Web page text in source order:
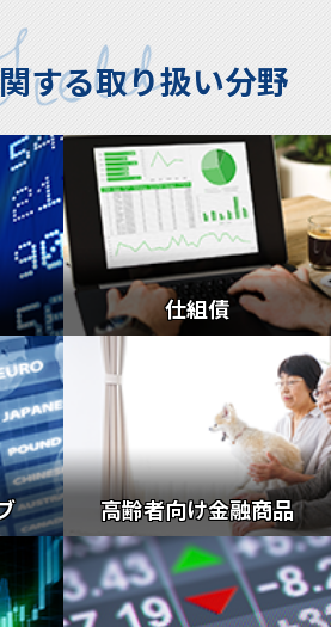
する取り扱い分野
仕組債
高齢者向け金融商品